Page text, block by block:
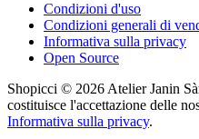
Condizioni d'uso
Condizioni generali di
Informativa sulla privacy
Open Source
Shopicci © 2026 Atelier Janin
costituisce l'accettazione delle
Informativa sulla privacy.